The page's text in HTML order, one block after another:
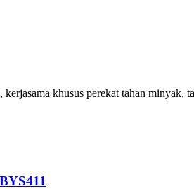
khusus perekat tahan